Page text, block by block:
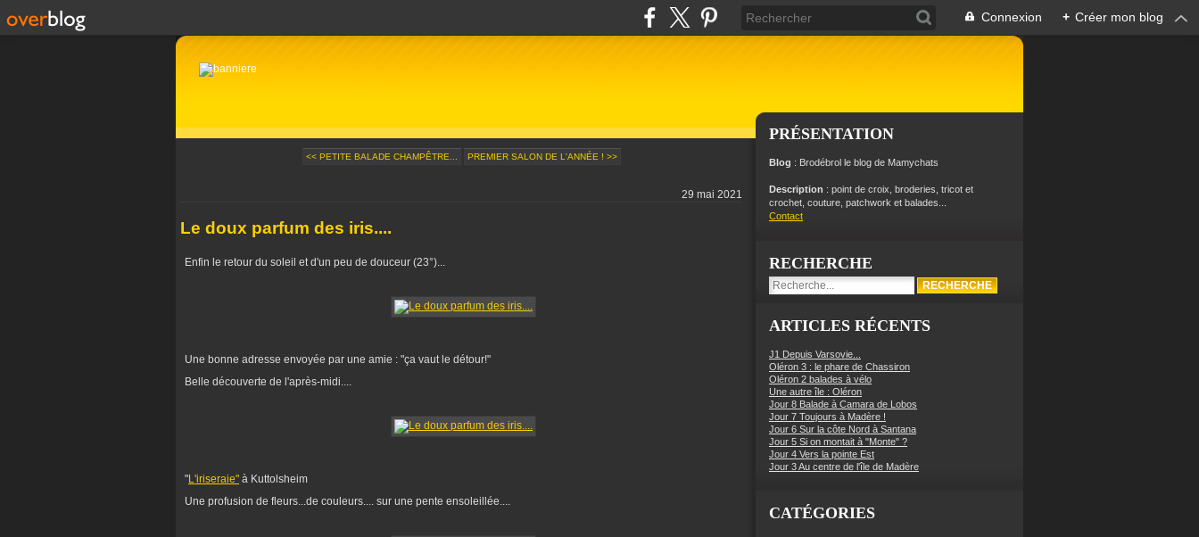
Connexion + Créer mon blog
<< PETITE BALADE CHAMPÊTRE... PREMIER SALON DE L'ANNÉE ! >>
29 mai 2021
Le doux parfum des iris....
Enfin le retour du soleil et d'un peu de douceur (23°)...
Une bonne adresse envoyée par une amie : "ça vaut le détour!"
Belle découverte de l'après-midi....
"L'iriseraie" à Kuttolsheim
Une profusion de fleurs...de couleurs.... sur une pente ensoleillée....
PRÉSENTATION
Blog : Brodébrol le blog de Mamychats
Description : point de croix, broderies, tricot et
crochet, couture, patchwork et balades...
Contact
RECHERCHE
ARTICLES RÉCENTS
J1 Depuis Varsovie...
Oléron 3 : le phare de Chassiron
Oléron 2 balades à vélo
Une autre île : Oléron
Jour 8 Balade à Camara de Lobos
Jour 7 Toujours à Madère !
Jour 6 Sur la côte Nord à Santana
Jour 5 Si on montait à "Monte" ?
Jour 4 Vers la pointe Est
Jour 3 Au centre de l'île de Madère
CATÉGORIES